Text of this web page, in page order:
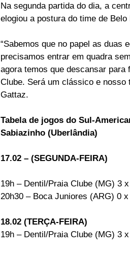
Na segunda partida do dia, a
elogiou a postura do time de
“Sabemos que no papel as duas
precisamos entrar em quadra
agora temos que descansar
Clube. Será um clássico e nosso
Gattaz.
Tabela de jogos do Sul-
Sabiazinho (Uberlândia)
17.02 – (SEGUNDA-FEIRA)
19h – Dentil/Praia Clube (MG) 3
20h30 – Boca Juniores (ARG) 0
18.02 (TERÇA-FEIRA)
19h – Dentil/Praia Clube (MG) 3